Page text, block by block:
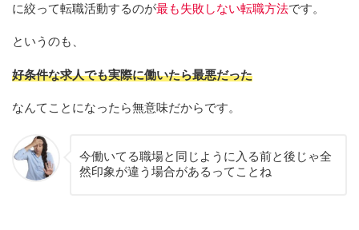
に絞って転職活動するのが最も失敗しない転職方法です。
というのも、
好条件な求人でも実際に働いたら最悪だった
なんてことになったら無意味だからです。
今働いてる職場と同じように入る前と後じゃ全
然印象が違う場合があるってことね